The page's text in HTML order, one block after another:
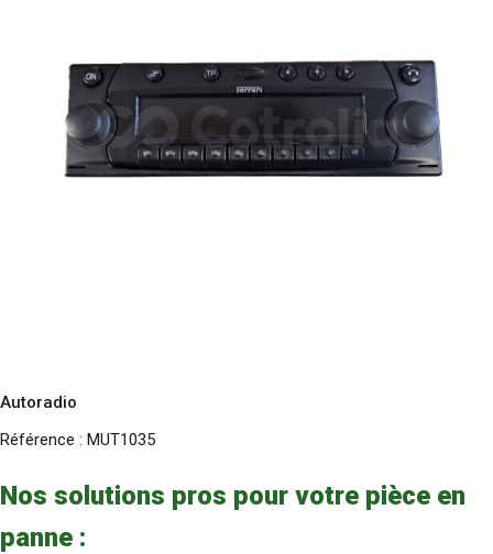
Autoradio
Référence : MUT1035
Nos solutions pros pour votre pièce en
panne :